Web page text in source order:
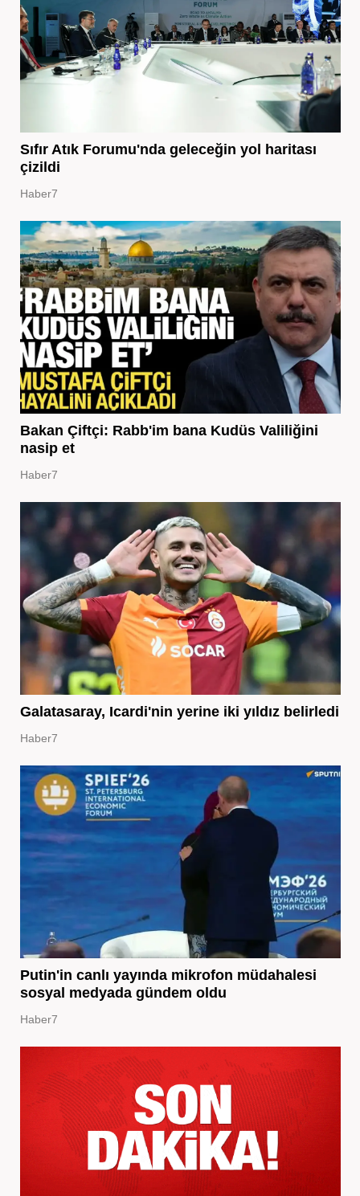
Sıfır Atık Forumu'nda geleceğin yol haritası
çizildi
Haber7
Bakan Çiftçi: Rabb'im bana Kudüs Valiliğini
nasip et
Haber7
Galatasaray, Icardi'nin yerine iki yıldız belirledi
Haber7
Putin'in canlı yayında mikrofon müdahalesi
sosyal medyada gündem oldu
Haber7